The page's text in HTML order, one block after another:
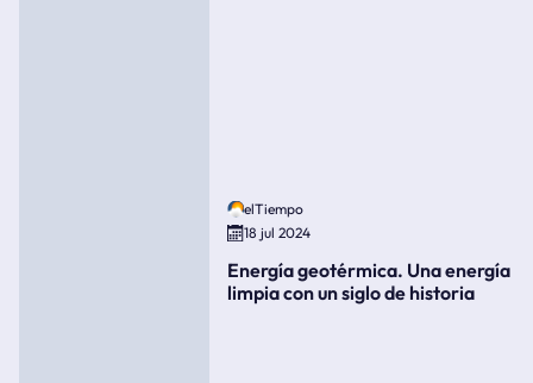
elTiempo
18 jul 2024
Energía geotérmica. Una energía
limpia con un siglo de historia